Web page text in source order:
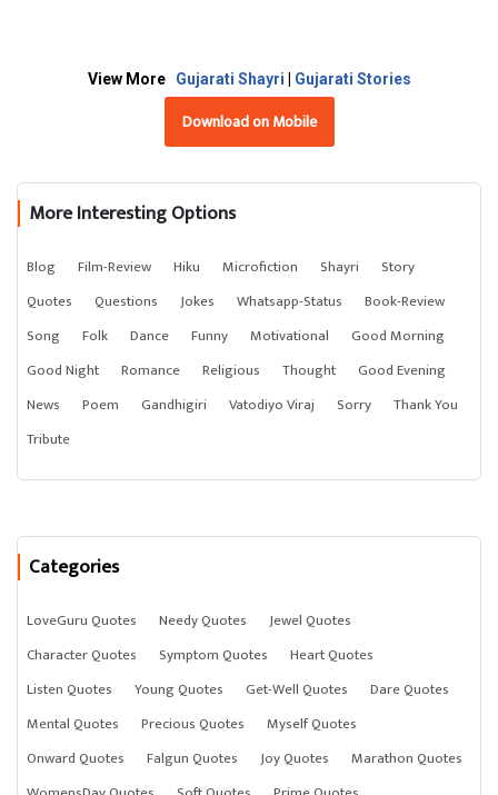
View More Gujarati Shayri Gujarati Stories
Download on Mobile
More Interesting Options
Blog Film-Review Hiku Microfiction Shayri
Story
Quotes
Questions Jokes Whatsapp-Status
Book-Review
Song
Folk Dance Funny Motivational
Good Morning
Good Night
Romance Religious Thought
Good Evening
News
Poem Gandhigiri Vatodiyo Viraj Sorry
Thank You
Tribute
Categories
LoveGuru Quotes Needy Quotes
Jewel Quotes
Character Quotes
Symptom Quotes
Heart Quotes
Listen Quotes
Young Quotes Get-Well Quotes
Dare Quotes
Mental Quotes
Precious Quotes
Myself Quotes
Onward Quotes
Falgun Quotes Joy Quotes
Marathon Quotes